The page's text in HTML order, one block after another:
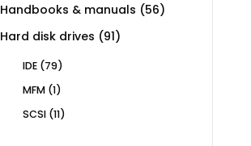
Handbooks & manuals 5656
Hard disk drives 9191
IDE 7979
MFM 11
SCSI 1111